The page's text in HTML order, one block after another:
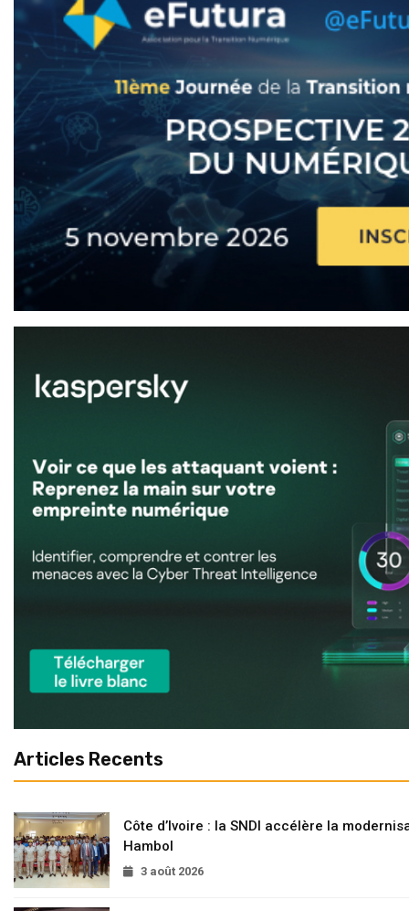
Articles Recents
Côte d’Ivoire : la SNDI accélère la
Hambol
3 août 2026